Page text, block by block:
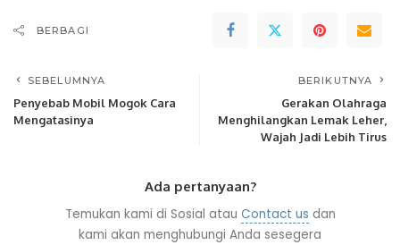
BERBAGI
SEBELUMNYA
Penyebab Mobil Mogok Cara
Mengatasinya
BERIKUTNYA
Gerakan Olahraga
Menghilangkan Lemak Leher,
Wajah Jadi Lebih Tirus
Ada pertanyaan?
Temukan kami di Sosial atau Contact us dan
kami akan menghubungi Anda sesegera